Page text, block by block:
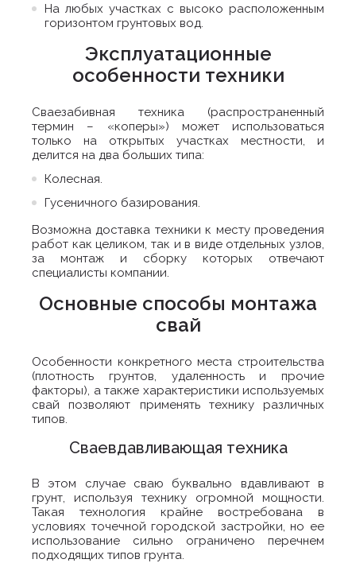
На любых участках с высоко расположенным
горизонтом грунтовых вод.
Эксплуатационные
особенности техники
Сваезабивная техника (распространенный
термин – «коперы») может использоваться
только на открытых участках местности, и
делится на два больших типа:
Колесная.
Гусеничного базирования.
Возможна доставка техники к месту проведения
работ как целиком, так и в виде отдельных узлов,
за монтаж и сборку которых отвечают
специалисты компании.
Основные способы монтажа
свай
Особенности конкретного места строительства
(плотность грунтов, удаленность и прочие
факторы), а также характеристики используемых
свай позволяют применять технику различных
типов.
Сваевдавливающая техника
В этом случае сваю буквально вдавливают в
грунт, используя технику огромной мощности.
Такая технология крайне востребована в
условиях точечной городской застройки, но ее
использование сильно ограничено перечнем
подходящих типов грунта.